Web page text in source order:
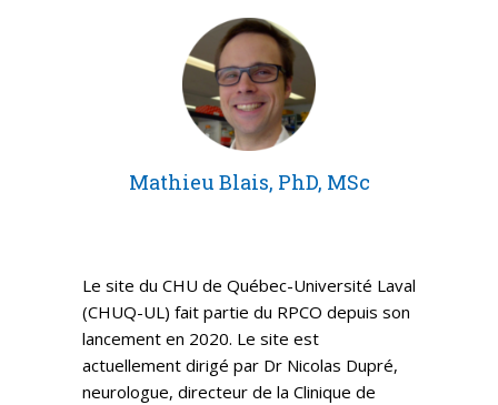
Mathieu Blais, PhD, MSc
Le site du CHU de Québec-Université Laval
(CHUQ-UL) fait partie du RPCO depuis son
lancement en 2020. Le site est
actuellement dirigé par Dr Nicolas Dupré,
neurologue, directeur de la Clinique de